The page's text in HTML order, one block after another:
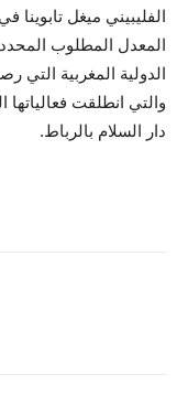
والتي انطلقت
دار السلام بالرباط.